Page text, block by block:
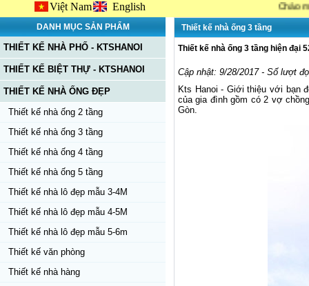
Việt Nam English Chào mừng
DANH MỤC SẢN PHẨM
THIẾT KẾ NHÀ PHỐ - KTSHANOI
THIẾT KẾ BIỆT THỰ - KTSHANOI
THIẾT KẾ NHÀ ỐNG ĐẸP
Thiết kế nhà ống 2 tầng
Thiết kế nhà ống 3 tầng
Thiết kế nhà ống 4 tầng
Thiết kế nhà ống 5 tầng
Thiết kế nhà lô đẹp mẫu 3-4M
Thiết kế nhà lô đẹp mẫu 4-5M
Thiết kế nhà lô đẹp mẫu 5-6m
Thiết kế văn phòng
Thiết kế nhà hàng
Thiết kế nhà ống 3 tầng
Thiết kế nhà ống 3 tầng hiện đại
Cập nhật: 9/28/2017 - Số lượt
Kts Hanoi - Giới thiệu với bạn
của gia đình gồm có 2 vợ
Gòn.